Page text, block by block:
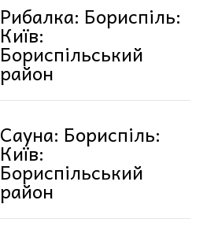
Рибалка: Бориспіль:
Київ:
Бориспільський
район
Сауна: Бориспіль:
Київ:
Бориспільський
район